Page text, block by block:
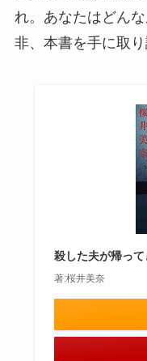
れ。あなたはどん
非、本書を手に取
殺した夫が帰っ
著:桜井美奈